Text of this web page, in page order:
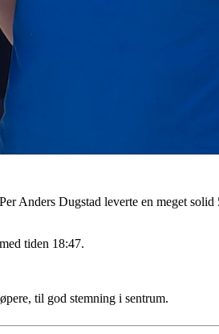
Anders Dugstad leverte en meget
tiden 18:47.
til god stemning i sentrum.